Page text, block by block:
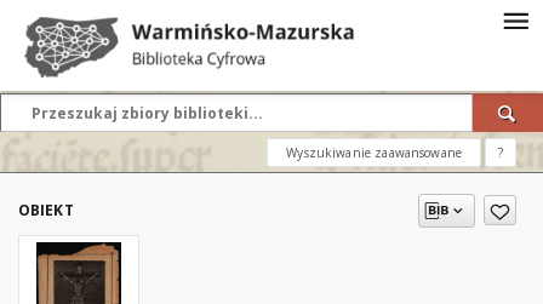
Wyszukiwanie zaawansowane ?
OBIEKT